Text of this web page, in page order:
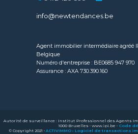
info@newtendances.be
Agent immobilier intermédiaire agréé
Belgique
Numéro d'entreprise : BE0685 947 970
Assurance : AXA 730.390.160
Autorité de surveillance : Institut Professionnel des Agents
1000 Bruxelles - www.ipi.be - Code
© Copyright 2021 • ACTIVIMMO • Logiciel de transactions